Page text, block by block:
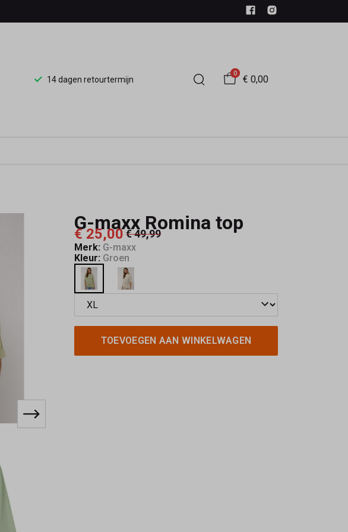
14 dagen retourtermijn
0
€ 0,00
G-maxx Romina top
€ 25,00€ 49,99
Merk: G-maxx
Kleur: Groen
TOEVOEGEN AAN WINKELWAGEN